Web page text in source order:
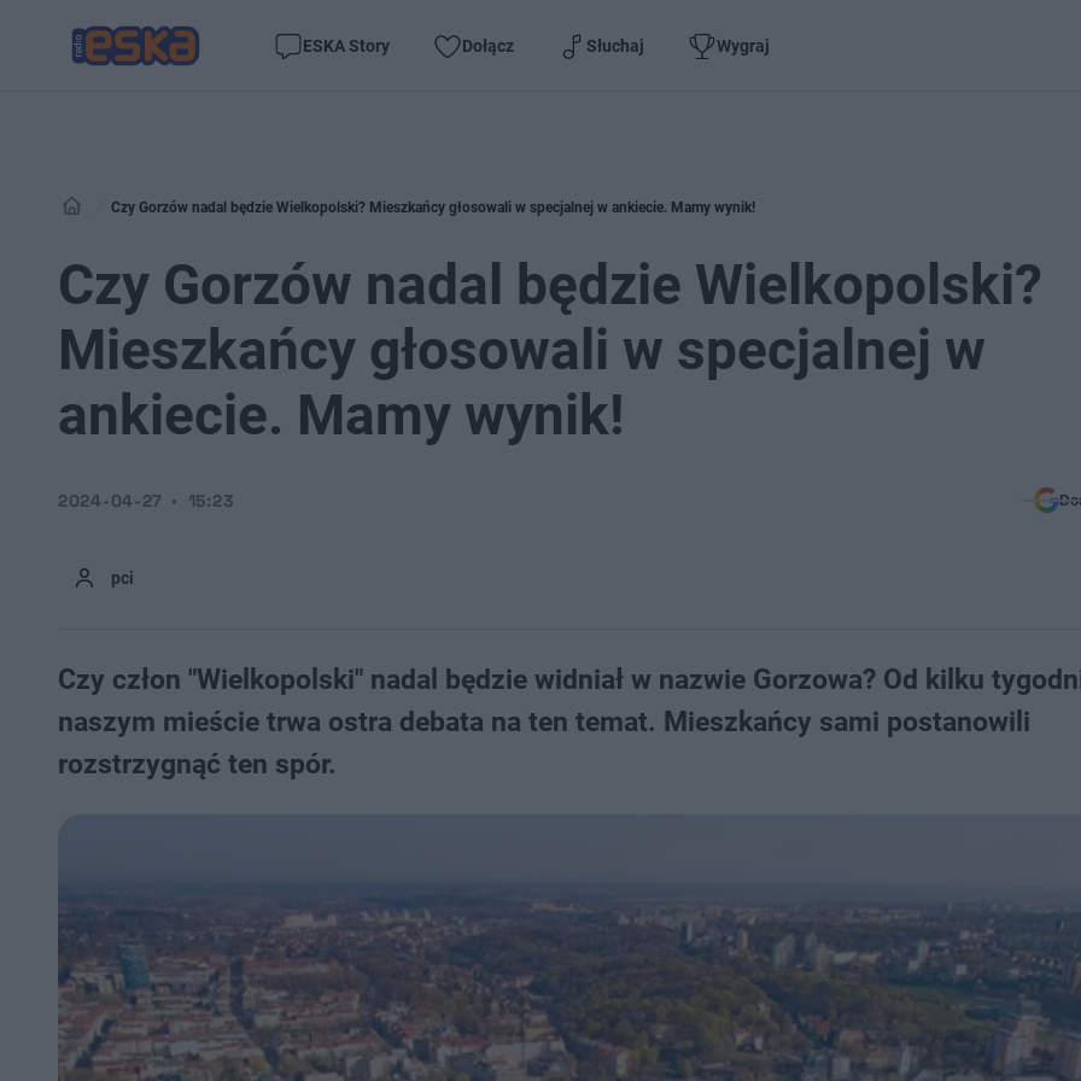
ESKA Story Dołącz Słuchaj Wygraj
Czy Gorzów nadal będzie Wielkopolski? Mieszkańcy głosowali w specjalnej w ankiecie. Mamy wynik!
Czy Gorzów nadal będzie Wielkopolski?
Mieszkańcy głosowali w specjalnej w
ankiecie. Mamy wynik!
pci
2024-04-27 15:23
Czy człon "Wielkopolski" nadal będzie widniał w nazwie Gorzowa? Od kilku
naszym mieście trwa ostra debata na ten temat. Mieszkańcy sami postanowili
rozstrzygnąć ten spór.